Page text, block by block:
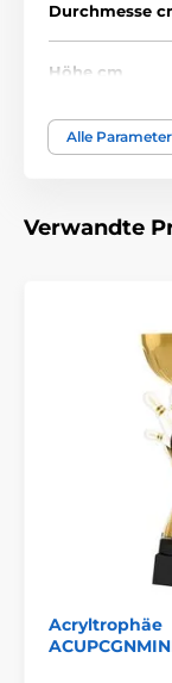
Durchmesse
Höhe cm
Thema
Alle
Verwandte
Acryltrophäe